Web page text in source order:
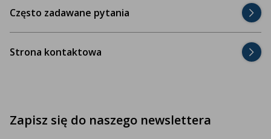
Często zadawane pytania
Strona kontaktowa
Zapisz się do naszego newslettera